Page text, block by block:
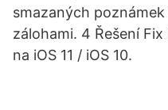
smazaných
zálohami. 4 Řešení
na iOS 11 / iOS 10.